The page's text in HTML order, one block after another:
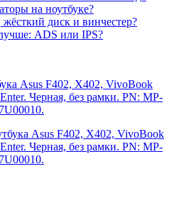
на ноутбуке?
диск и винчестер?
ADS или IPS?
Asus F402, X402, VivoBook
Черная, без рамки. PN: MP-